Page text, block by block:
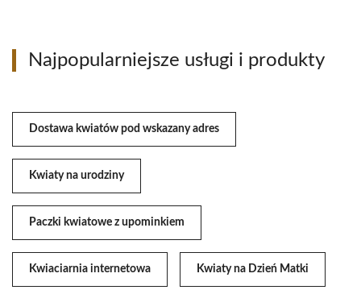
Najpopularniejsze usługi i produkty
Dostawa kwiatów pod wskazany adres
Kwiaty na urodziny
Paczki kwiatowe z upominkiem
Kwiaciarnia internetowa Kwiaty na Dzień Matki